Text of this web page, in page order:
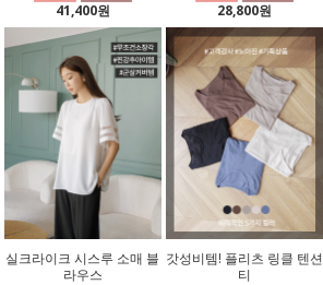
41,400원 28,800원
실크라이크 시스루 소매 블
라우스
갓성비템! 플리츠 링클 텐션
티